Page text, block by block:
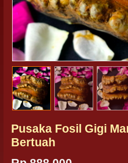
Pusaka Fosil Gigi
Bertuah